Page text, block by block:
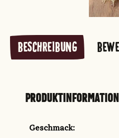
BESCHREIBUNG
Geschmack: